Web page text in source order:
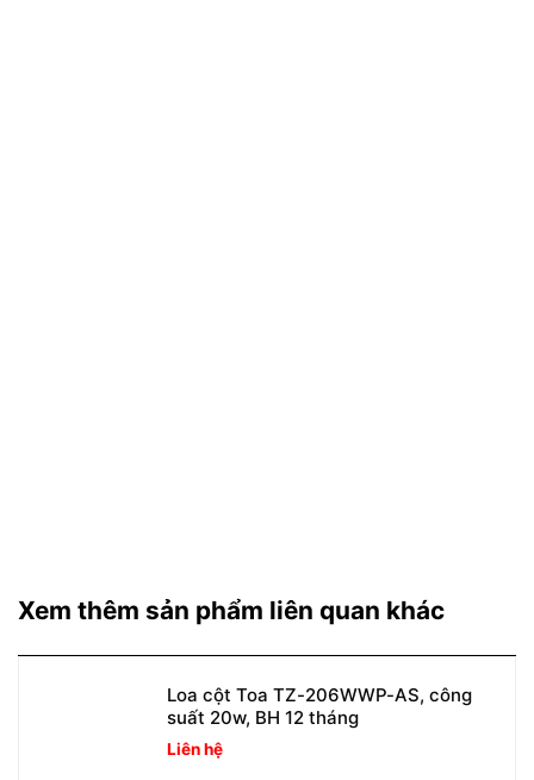
Xem thêm sản phẩm liên quan khác
Loa cột Toa TZ-206WWP-AS, công
suất 20w, BH 12 tháng
Liên hệ